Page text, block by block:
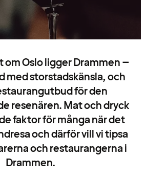
om Oslo ligger Drammen –
med storstadskänsla, och
för den
resenären. Mat och dryck
faktor för många när det
och därför vill vi tipsa
och restaurangerna i
Drammen.